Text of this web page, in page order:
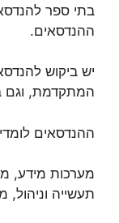
בתי ספר
ההנדסאים.
יש ביקוש
המתקדמת, וגם
ההנדסאים
מערכות מידע,
תעשייה